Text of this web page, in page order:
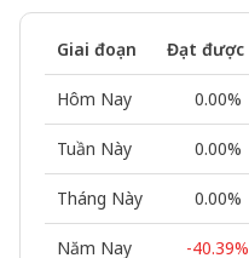
Giai đoạn Đạt được
Hôm Nay 0.00%
Tuần Này 0.00%
Tháng Này 0.00%
Năm Nay -40.39%